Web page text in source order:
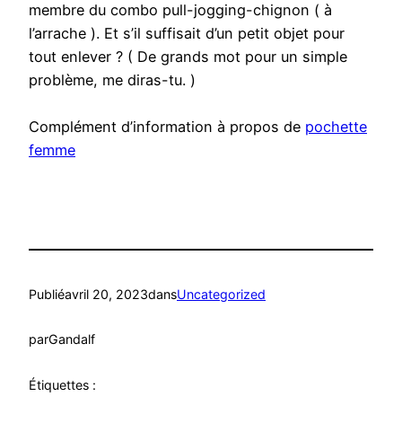
membre du combo pull-jogging-chignon ( à
l’arrache ). Et s’il suffisait d’un petit objet pour
tout enlever ? ( De grands mot pour un simple
problème, me diras-tu. )
Complément d’information à propos de pochette
femme
Publiéavril 20, 2023dansUncategorized
parGandalf
Étiquettes :